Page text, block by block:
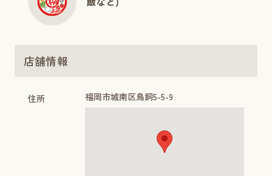
店舗情報
住所 福岡市城南区鳥飼5-5-9